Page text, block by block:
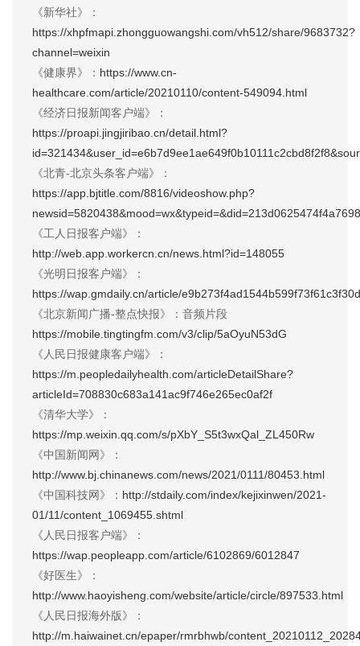
《新华社》：
https://xhpfmapi.zhongguowangshi.com/vh512/share/9683732?
channel=weixin
《健康界》： https://www.cn-
healthcare.com/article/20210110/content-549094.html
《经济日报新闻客户端》：
https://proapi.jingjiribao.cn/detail.html?
《北青-北京头条客户端》：
https://app.bjtitle.com/8816/videoshow.php?
《工人日报客户端》：
http://web.app.workercn.cn/news.html?id=148055
《光明日报客户端》：
https://wap.gmdaily.cn/article/
《北京新闻广播-整点快报》：音频片段
https://mobile.tingtingfm.com/v3/clip/5aOyuN53dG
《人民日报健康客户端》：
https://m.peopledailyhealth.com/articleDetailShare?
articleId=708830c683a141ac9f746e265ec0af2f
《清华大学》：
https://mp.weixin.qq.com/s/pXbY_S5t3wxQal_ZL450Rw
《中国新闻网》：
http://www.bj.chinanews.com/news/2021/0111/80453.html
《中国科技网》： http://stdaily.com/index/kejixinwen/2021-
01/11/content_1069455.shtml
《人民日报客户端》：
https://wap.peopleapp.com/article/6102869/6012847
《好医生》：
http://www.haoyisheng.com/website/article/circle/897533.html
《人民日报海外版》：
http://m.haiwainet.cn/epaper/rmrbhwb/